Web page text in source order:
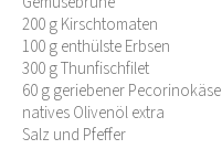
200 g Kirschtomaten
100 g enthülste Erbsen
300 g Thunfischfilet
60 g geriebener Pecorinokäse
natives Olivenöl extra
Salz und Pfeffer